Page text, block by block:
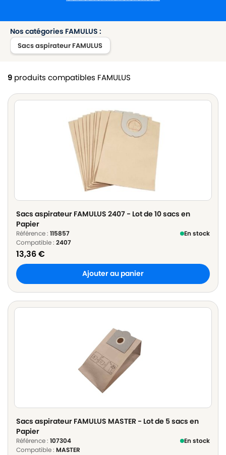
Nos catégories FAMULUS :
Sacs aspirateur FAMULUS
9 produits compatibles FAMULUS
Sacs aspirateur FAMULUS 2407 - Lot de 10 sacs en
Papier
Référence : 115857
En stock
Compatible : 2407
13,36€
Ajouter au panier
Sacs aspirateur FAMULUS MASTER - Lot de 5 sacs en
Papier
Référence : 107304
En stock
Compatible : MASTER